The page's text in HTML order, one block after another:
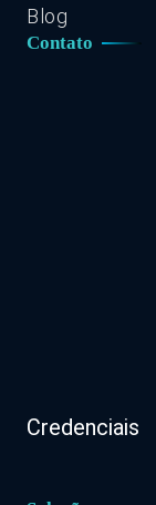
Blog
Contato
Credenciais